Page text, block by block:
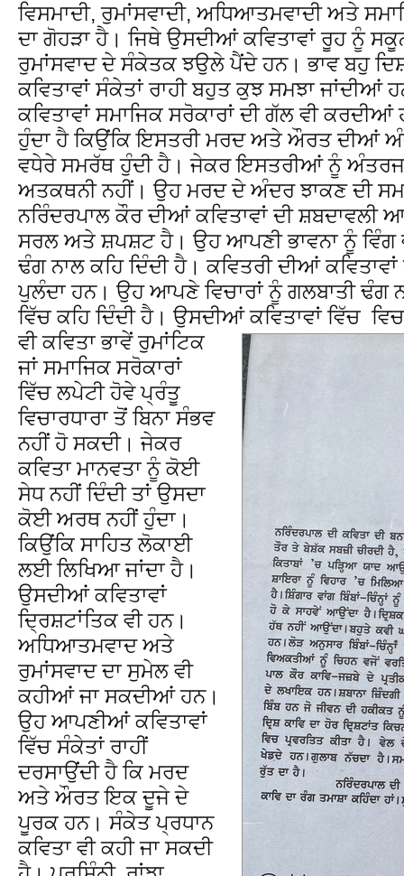
ਵਿਸਮਾਦੀ, ਰੁਮਾਂਸਵਾਦੀ, ਅਧਿਆਤਮਵਾਦੀ ਅਤੇ
ਦਾ ਗੋਹੜਾ ਹੈ। ਜਿਥੇ ਉਸਦੀਆਂ ਕਵਿਤਾਵਾਂ ਰੂਹ ਨੂੰ
ਰੁਮਾਂਸਵਾਦ ਦੇ ਸੰਕੇਤਕ ਝਉਲੇ ਪੈਂਦੇ ਹਨ। ਭਾਵ ਬਹੁ
ਕਵਿਤਾਵਾਂ ਸੰਕੇਤਾਂ ਰਾਹੀ ਬਹੁਤ ਕੁਝ ਸਮਝਾ
ਕਵਿਤਾਵਾਂ ਸਮਾਜਿਕ ਸਰੋਕਾਰਾਂ ਦੀ ਗੱਲ ਵੀ
ਹੁੰਦਾ ਹੈ ਕਿਉਂਕਿ ਇਸਤਰੀ ਮਰਦ ਅਤੇ ਔਰਤ ਦੀਆਂ
ਵਧੇਰੇ ਸਮਰੱਥ ਹੁੰਦੀ ਹੈ। ਜੇਕਰ ਇਸਤਰੀਆਂ ਨੂੰ
ਅਤਕਥਨੀ ਨਹੀਂ। ਉਹ ਮਰਦ ਦੇ ਅੰਦਰ ਝਾਕਣ ਦੀ
ਨਰਿੰਦਰਪਾਲ ਕੌਰ ਦੀਆਂ ਕਵਿਤਾਵਾਂ ਦੀ ਸ਼ਬਦਾਵਲੀ
ਸਰਲ ਅਤੇ ਸ਼ਪਸ਼ਟ ਹੈ। ਉਹ ਆਪਣੀ ਭਾਵਨਾ ਨੂੰ ਵਿੰਗ
ਢੰਗ ਨਾਲ ਕਹਿ ਦਿੰਦੀ ਹੈ। ਕਵਿਤਰੀ ਦੀਆਂ ਕਵਿਤਾਵਾਂ
ਪੁਲੰਦਾ ਹਨ। ਉਹ ਆਪਣੇ ਵਿਚਾਰਾਂ ਨੂੰ ਗਲਬਾਤੀ ਢੰਗ
ਵਿੱਚ ਕਹਿ ਦਿੰਦੀ ਹੈ। ਉਸਦੀਆਂ ਕਵਿਤਾਵਾਂ ਵਿੱਚ
ਵੀ ਕਵਿਤਾ ਭਾਵੇਂ ਰੁਮਾਂਟਿਕ
ਜਾਂ ਸਮਾਜਿਕ ਸਰੋਕਾਰਾਂ
ਵਿੱਚ ਲਪੇਟੀ ਹੋਵੇ ਪ੍ਰੰਤੂ
ਵਿਚਾਰਧਾਰਾ ਤੋਂ ਬਿਨਾ ਸੰਭਵ
ਨਹੀਂ ਹੋ ਸਕਦੀ। ਜੇਕਰ
ਕਵਿਤਾ ਮਾਨਵਤਾ ਨੂੰ ਕੋਈ
ਸੇਧ ਨਹੀਂ ਦਿੰਦੀ ਤਾਂ ਉਸਦਾ
ਕੋਈ ਅਰਥ ਨਹੀਂ ਹੁੰਦਾ।
ਕਿਉਂਕਿ ਸਾਹਿਤ ਲੋਕਾਈ
ਲਈ ਲਿਖਿਆ ਜਾਂਦਾ ਹੈ।
ਉਸਦੀਆਂ ਕਵਿਤਾਵਾਂ
ਦਿ੍ਰਸ਼ਟਾਂਤਿਕ ਵੀ ਹਨ।
ਅਧਿਆਤਮਵਾਦ ਅਤੇ
ਰੁਮਾਂਸਵਾਦ ਦਾ ਸੁਮੇਲ ਵੀ
ਕਹੀਆਂ ਜਾ ਸਕਦੀਆਂ ਹਨ।
ਉਹ ਆਪਣੀਆਂ ਕਵਿਤਾਵਾਂ
ਵਿੱਚ ਸੰਕੇਤਾਂ ਰਾਹੀਂ
ਦਰਸਾਉਂਦੀ ਹੈ ਕਿ ਮਰਦ
ਅਤੇ ਔਰਤ ਇਕ ਦੂਜੇ ਦੇ
ਪੂਰਕ ਹਨ। ਸੰਕੇਤ ਪ੍ਰਧਾਨ
ਕਵਿਤਾ ਵੀ ਕਹੀ ਜਾ ਸਕਦੀ